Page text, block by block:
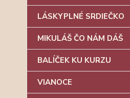
LÁSKYPLNÉ SRDIEČKO
MIKULÁŠ ČO NÁM DÁŠ
BALÍČEK KU KURZU
VIANOCE